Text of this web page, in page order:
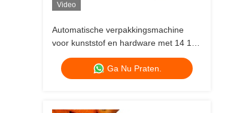
Video
Automatische verpakkingsmachine
voor kunststof en hardware met 14 10
koppen multihead weiger
Ga Nu Praten.